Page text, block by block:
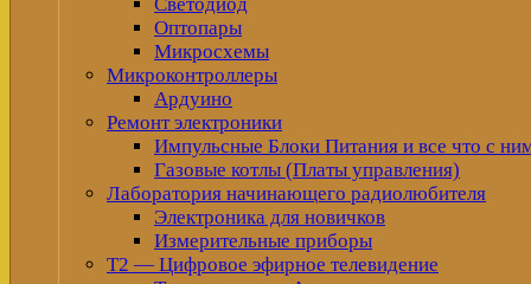
Оптопары
Микросхемы
Микроконтроллеры
Ардуино
Ремонт электроники
Импульсные Блоки Питания и все что с
Газовые котлы (Платы управления)
Лаборатория начинающего радиолюбителя
Электроника для новичков
Измерительные приборы
Т2 — Цифровое эфирное телевидение